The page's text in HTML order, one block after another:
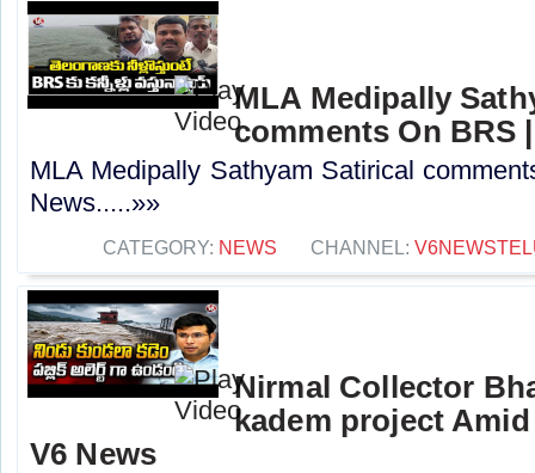
MLA Medipally
comments On BRS
MLA Medipally Sathyam Satirical
News.....»»
CATEGORY: NEWS CHANNEL:
Nirmal Collector
kadem project
V6 News